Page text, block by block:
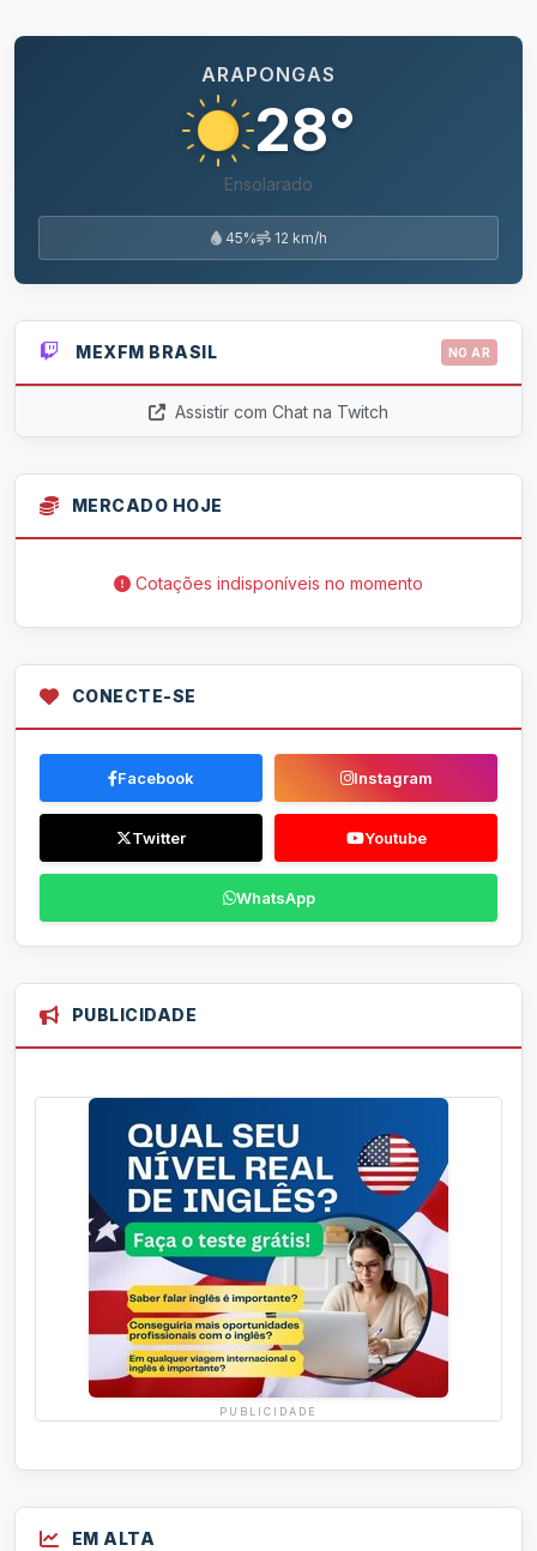
ARAPONGAS
28°
Ensolarado
45% 12 km/h
MEXFM BRASIL NO AR
Assistir com Chat na Twitch
MERCADO HOJE
Cotações indisponíveis no momento
CONECTE-SE
Facebook Instagram
Twitter Youtube
WhatsApp
PUBLICIDADE
PUBLICIDADE
EM ALTA